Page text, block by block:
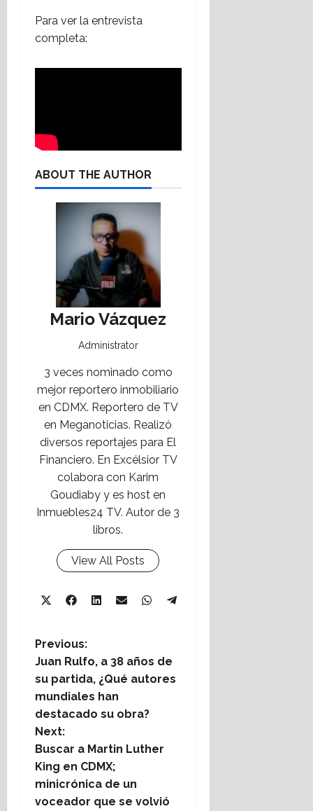
Para ver la entrevista
completa:
ABOUT THE AUTHOR
Mario Vázquez
Administrator
3 veces nominado como
mejor reportero inmobiliario
en CDMX. Reportero de TV
en Meganoticias. Realizó
diversos reportajes para El
Financiero. En Excélsior TV
colabora con Karim
Goudiaby y es host en
Inmuebles24 TV. Autor de 3
libros.
View All Posts
Share
Share
Facebook
Share
LinkedIn
Share
Email
Share
WhatsApp
on
P
o
s
t
n
a
Previous:
Juan Rulfo, a 38 años de
su partida, ¿Qué autores
mundiales han
destacado su obra?
Next:
Buscar a Martin Luther
King en CDMX;
minicrónica de un
voceador que se volvió